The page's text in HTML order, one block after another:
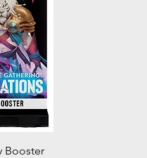
rapide
Booster